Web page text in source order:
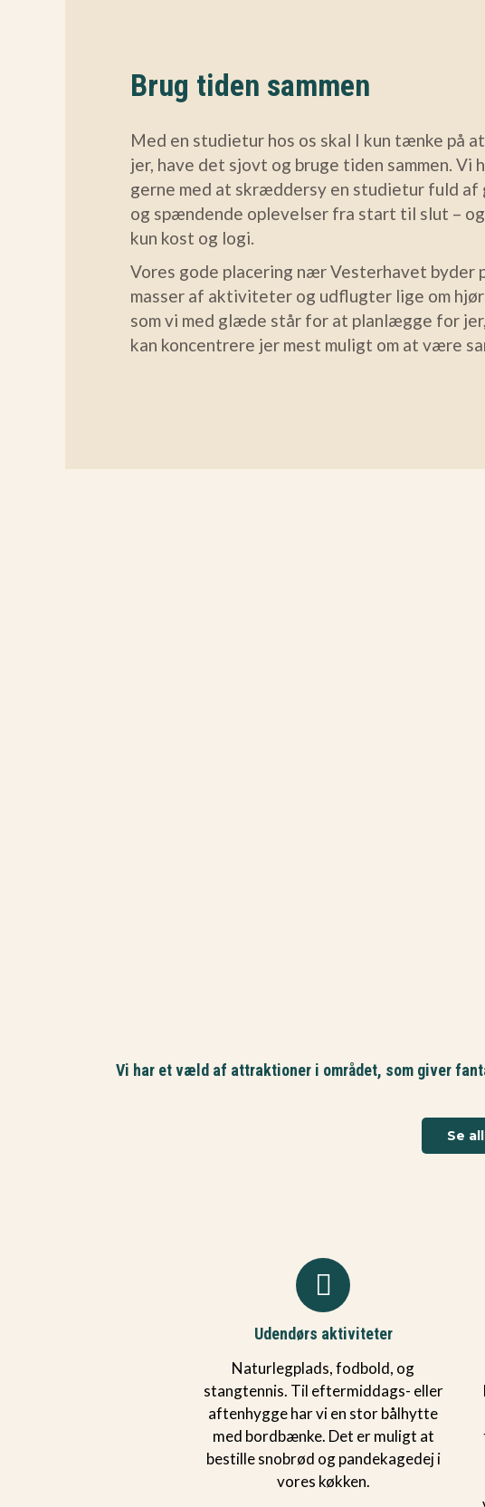
Brug tiden sammen
Med en studietur hos os skal I kun tænke på
jer, have det sjovt og bruge tiden sammen. Vi
gerne med at skræddersy en studietur fuld af
og spændende oplevelser fra start til slut –
kun kost og logi.
Vores gode placering nær Vesterhavet byder
masser af aktiviteter og udflugter lige om
som vi med glæde står for at planlægge for
kan koncentrere jer mest muligt om at være
Vi har et væld af attraktioner i området, som giver
Se
Udendørs aktiviteter
Naturlegplads, fodbold, og
stangtennis. Til eftermiddags- eller
aftenhygge har vi en stor bålhytte
med bordbænke. Det er muligt at
bestille snobrød og pandekagedej i
vores køkken.